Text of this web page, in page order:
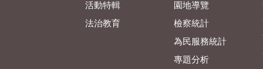
活動特輯
法治教育
園地導覽
檢察統計
為民服務統計
專題分析